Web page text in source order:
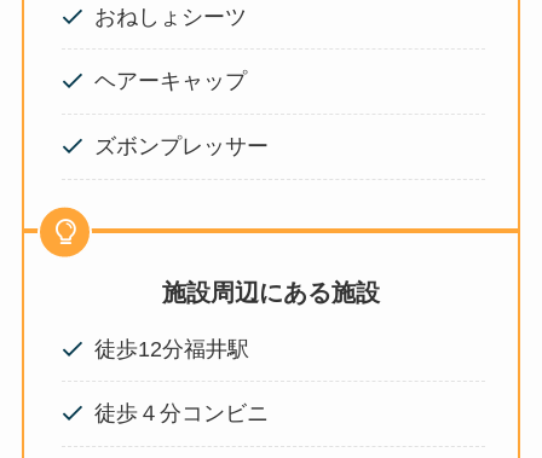
おねしょシーツ
ヘアーキャップ
ズボンプレッサー
施設周辺にある施設
徒歩12分福井駅
徒歩４分コンビニ